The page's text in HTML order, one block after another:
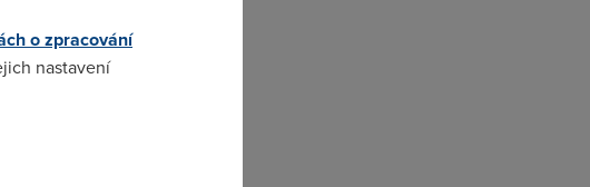
o zpracování
nastavení